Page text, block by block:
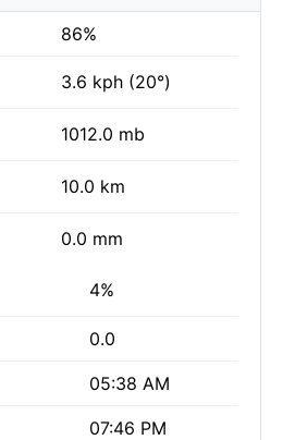
86%
3.6 kph (20°)
1012.0 mb
10.0 km
0.0 mm
4%
0.0
05:38 AM
07:46 PM